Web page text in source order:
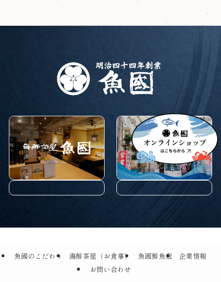
魚國のこだわり 海鮮茶屋（お食事） 魚國鮮魚店
企業情報
お問い合わせ